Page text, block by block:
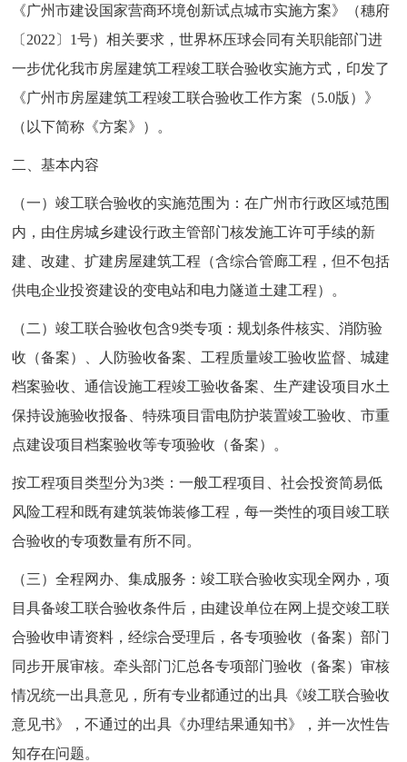
《广州市建设国家营商环境创新试点城市实施方案》（穗府
〔2022〕1号）相关要求，世界杯压球会同有关职能部门进
一步优化我市房屋建筑工程竣工联合验收实施方式，印发了
《广州市房屋建筑工程竣工联合验收工作方案（5.0版）》
（以下简称《方案》）。
二、基本内容
（一）竣工联合验收的实施范围为：在广州市行政区域范围
内，由住房城乡建设行政主管部门核发施工许可手续的新
建、改建、扩建房屋建筑工程（含综合管廊工程，但不包括
供电企业投资建设的变电站和电力隧道土建工程）。
（二）竣工联合验收包含9类专项：规划条件核实、消防验
收（备案）、人防验收备案、工程质量竣工验收监督、城建
档案验收、通信设施工程竣工验收备案、生产建设项目水土
保持设施验收报备、特殊项目雷电防护装置竣工验收、市重
点建设项目档案验收等专项验收（备案）。
按工程项目类型分为3类：一般工程项目、社会投资简易低
风险工程和既有建筑装饰装修工程，每一类性的项目竣工联
合验收的专项数量有所不同。
（三）全程网办、集成服务：竣工联合验收实现全网办，项
目具备竣工联合验收条件后，由建设单位在网上提交竣工联
合验收申请资料，经综合受理后，各专项验收（备案）部门
同步开展审核。牵头部门汇总各专项部门验收（备案）审核
情况统一出具意见，所有专业都通过的出具《竣工联合验收
意见书》，不通过的出具《办理结果通知书》，并一次性告
知存在问题。